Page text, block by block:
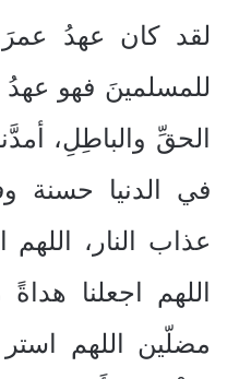
لقد كان عهدُ
للمسلمينَ فهو
الحقِّ والباطِلِ،
في الدنيا حسنة
عذاب النار، اللهم
اللهم اجعلنا
مضلّين اللهم استر